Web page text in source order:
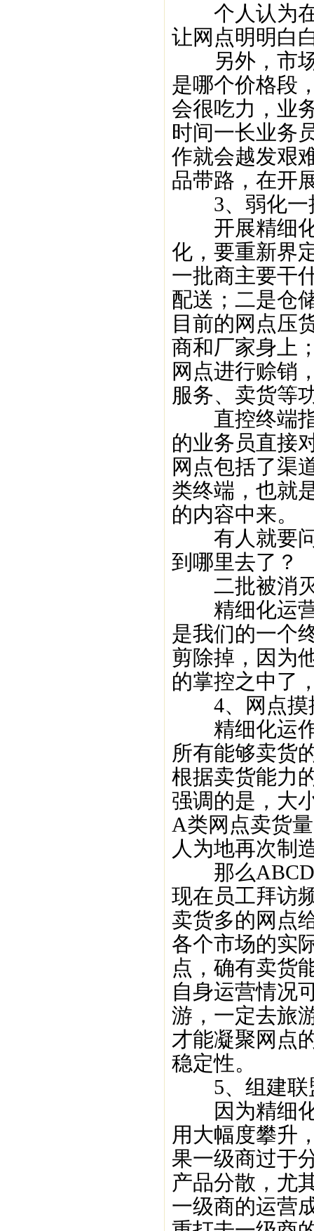
个人认为在
让网点明明白
另外，市场
是哪个价格段
会很吃力，业
时间一长业务
作就会越发艰
品带路，在开
3、弱化一
开展精细化
化，要重新界
一批商主要干
配送；二是仓
目前的网点压
商和厂家身上
网点进行赊销
服务、卖货等
直控终端指
的业务员直接
网点包括了渠
类终端，也就
的内容中来。
有人就要问
到哪里去了？
二批被消
精细化运营
是我们的一个
剪除掉，因为
的掌控之中了
4、网点摸
精细化运作
所有能够卖货
根据卖货能力
强调的是，大
A类网点卖货
人为地再次制
那么ABCD
现在员工拜访
卖货多的网点
各个市场的实
点，确有卖货
自身运营情况
游，一定去旅
才能凝聚网点
稳定性。
5、组建联
因为精细化
用大幅度攀升
果一级商过于
产品分散，尤
一级商的运营